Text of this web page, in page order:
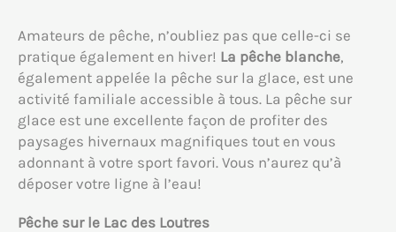
Amateurs de pêche, n’oubliez pas que celle-ci se
pratique également en hiver! La pêche blanche,
également appelée la pêche sur la glace, est une
activité familiale accessible à tous. La pêche sur
glace est une excellente façon de profiter des
paysages hivernaux magnifiques tout en vous
adonnant à votre sport favori. Vous n’aurez qu’à
déposer votre ligne à l’eau!
Pêche sur le Lac des Loutres